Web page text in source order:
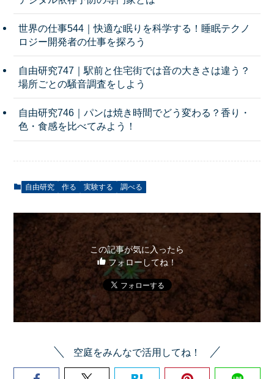
世界の仕事544｜快適な眠りを科学する！睡眠テクノ
ロジー開発者の仕事を探ろう
自由研究747｜駅前と住宅街では音の大きさは違う？
場所ごとの騒音調査をしよう
自由研究746｜パンは焼き時間でどう変わる？香り・
色・食感を比べてみよう！
自由研究 作る 実験する 調べる
この記事が気に入ったら
フォローしてね！
空庭をみんなで活用してね！